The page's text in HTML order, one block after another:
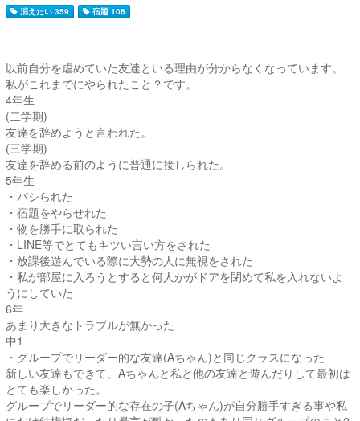
消えたい 359
宿題 106
以前自分を虐めていた友達といる理由が分からなくなっています。
私がこれまでにやられたこと？です。
4年生
(二学期)
友達を辞めようと言われた。
(三学期)
友達を辞める前のように普通に接しられた。
5年生
・パシられた
・宿題をやらせれた
・物を勝手に取られた
・LINE等でとてもキツい言い方をされた
・放課後遊んでいる際に大勢の人に無視をされた
・私が部屋に入ろうとすると何人かがドアを閉めて私を入れないよ
うにしていた
6年
あまり大きなトラブルが無かった
中1
・グループでリーダー的な友達(Aちゃん)と同じクラスになった
新しい友達もできて、Aちゃんと私と他の友達と遊んだりして最初は
とても楽しかった。
グループでリーダー的な存在の子(Aちゃん)が自分勝手すぎる事や私